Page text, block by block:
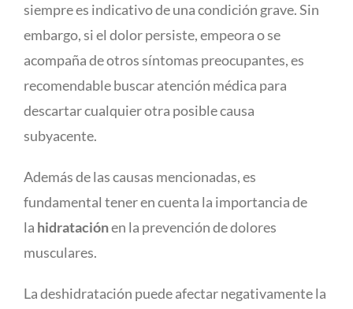
siempre es indicativo de una condición grave. Sin
embargo, si el dolor persiste, empeora o se
acompaña de otros síntomas preocupantes, es
recomendable buscar atención médica para
descartar cualquier otra posible causa
subyacente.
Además de las causas mencionadas, es
fundamental tener en cuenta la importancia de
la hidrataciónen la prevención de dolores
musculares.
La deshidratación puede afectar negativamente la